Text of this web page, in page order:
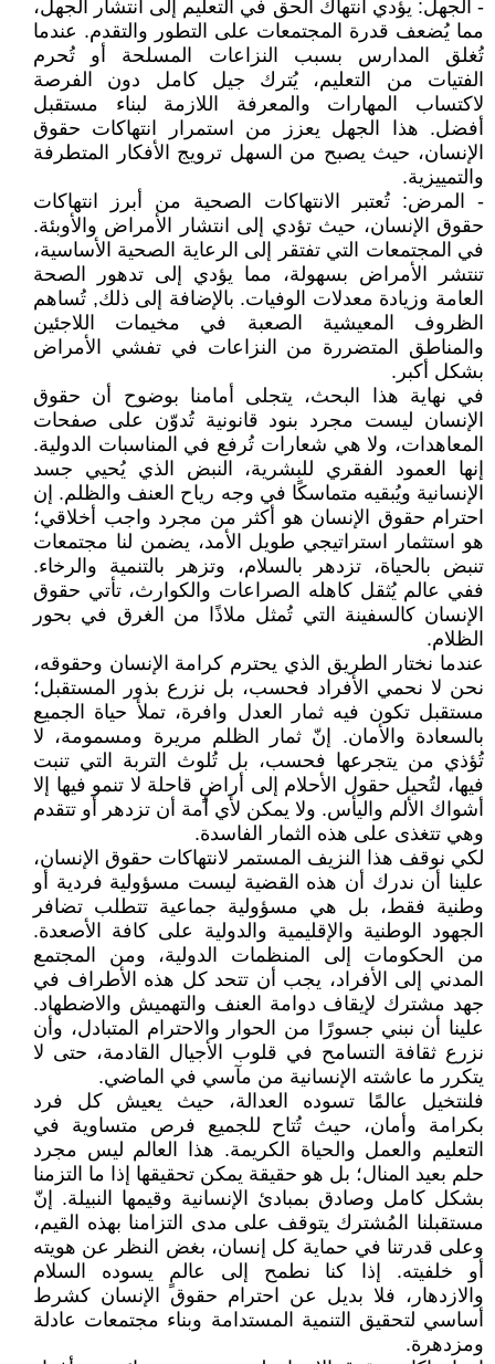
- الجهل: يؤدي انتهاك الحق في التعليم إلى انتشار الجهل،
مما يُضعف قدرة المجتمعات على التطور والتقدم. عندما
تُغلق المدارس بسبب النزاعات المسلحة أو تُحرم
الفتيات من التعليم، يُترك جيل كامل دون الفرصة
لاكتساب المهارات والمعرفة اللازمة لبناء مستقبل
أفضل. هذا الجهل يعزز من استمرار انتهاكات حقوق
الإنسان، حيث يصبح من السهل ترويج الأفكار المتطرفة
والتمييزية.
- المرض: تُعتبر الانتهاكات الصحية من أبرز انتهاكات
حقوق الإنسان، حيث تؤدي إلى انتشار الأمراض والأوبئة.
في المجتمعات التي تفتقر إلى الرعاية الصحية الأساسية،
تنتشر الأمراض بسهولة، مما يؤدي إلى تدهور الصحة
العامة وزيادة معدلات الوفيات. بالإضافة إلى ذلك, تُساهم
الظروف المعيشية الصعبة في مخيمات اللاجئين
والمناطق المتضررة من النزاعات في تفشي الأمراض
بشكل أكبر.
في نهاية هذا البحث، يتجلى أمامنا بوضوح أن حقوق
الإنسان ليست مجرد بنود قانونية تُدوّن على صفحات
المعاهدات، ولا هي شعارات تُرفع في المناسبات الدولية.
إنها العمود الفقري للبشرية، النبض الذي يُحيي جسد
الإنسانية ويُبقيه متماسكًا في وجه رياح العنف والظلم. إن
احترام حقوق الإنسان هو أكثر من مجرد واجب أخلاقي؛
هو استثمار استراتيجي طويل الأمد، يضمن لنا مجتمعات
تنبض بالحياة، تزدهر بالسلام، وتزهر بالتنمية والرخاء.
ففي عالم يُثقل كاهله الصراعات والكوارث، تأتي حقوق
الإنسان كالسفينة التي تُمثل ملاذًا من الغرق في بحور
الظلام.
عندما نختار الطريق الذي يحترم كرامة الإنسان وحقوقه،
نحن لا نحمي الأفراد فحسب، بل نزرع بذور المستقبل؛
مستقبل تكون فيه ثمار العدل وافرة، تملأ حياة الجميع
بالسعادة والأمان. إنّ ثمار الظلم مريرة ومسمومة، لا
تُؤذي من يتجرعها فحسب، بل تُلوث التربة التي تنبت
فيها، لتُحيل حقول الأحلام إلى أراضٍ قاحلة لا تنمو فيها إلا
أشواك الألم واليأس. ولا يمكن لأي أمة أن تزدهر أو تتقدم
وهي تتغذى على هذه الثمار الفاسدة.
لكي نوقف هذا النزيف المستمر لانتهاكات حقوق الإنسان،
علينا أن ندرك أن هذه القضية ليست مسؤولية فردية أو
وطنية فقط، بل هي مسؤولية جماعية تتطلب تضافر
الجهود الوطنية والإقليمية والدولية على كافة الأصعدة.
من الحكومات إلى المنظمات الدولية، ومن المجتمع
المدني إلى الأفراد، يجب أن تتحد كل هذه الأطراف في
جهد مشترك لإيقاف دوامة العنف والتهميش والاضطهاد.
علينا أن نبني جسورًا من الحوار والاحترام المتبادل، وأن
نزرع ثقافة التسامح في قلوب الأجيال القادمة، حتى لا
يتكرر ما عاشته الإنسانية من مآسي في الماضي.
فلنتخيل عالمًا تسوده العدالة، حيث يعيش كل فرد
بكرامة وأمان، حيث تُتاح للجميع فرص متساوية في
التعليم والعمل والحياة الكريمة. هذا العالم ليس مجرد
حلم بعيد المنال؛ بل هو حقيقة يمكن تحقيقها إذا ما التزمنا
بشكل كامل وصادق بمبادئ الإنسانية وقيمها النبيلة. إنّ
مستقبلنا المُشترك يتوقف على مدى التزامنا بهذه القيم،
وعلى قدرتنا في حماية كل إنسان، بغض النظر عن هويته
أو خلفيته. إذا كنا نطمح إلى عالمٍ يسوده السلام
والازدهار، فلا بديل عن احترام حقوق الإنسان كشرط
أساسي لتحقيق التنمية المستدامة وبناء مجتمعات عادلة
ومزدهرة.